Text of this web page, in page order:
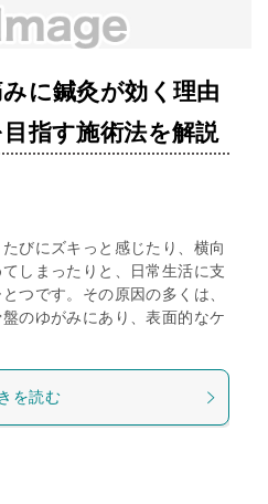
に鍼灸が効く理由
指す施術法を解説
びにズキっと感じたり、横向
しまったりと、日常生活に支
つです。その原因の多くは、
のゆがみにあり、表面的なケ
を読む